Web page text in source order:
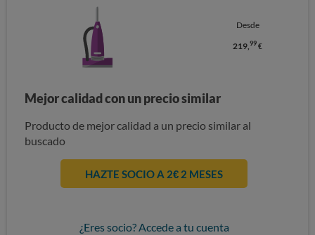
Desde
219,99 €
Mejor calidad con un precio similar
Producto de mejor calidad a un precio similar al
buscado
HAZTE SOCIO A 2€ 2 MESES
¿Eres socio? Accede a tu cuenta